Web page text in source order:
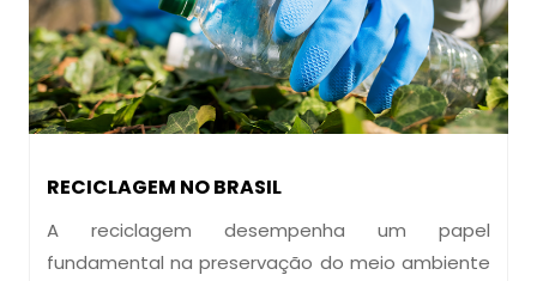
RECICLAGEM NO BRASIL
A reciclagem desempenha um papel
fundamental na preservação do meio ambiente